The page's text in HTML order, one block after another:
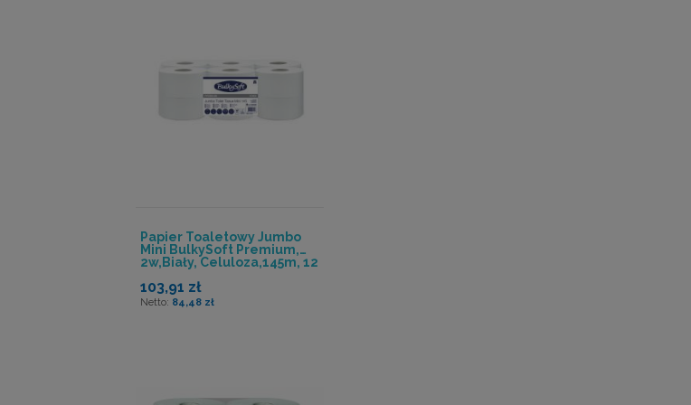
Papier Toaletowy Jumbo
Mini BulkySoft Premium,
2w,biały, Celuloza,145m, 12
103,91 zł
84,48 zł